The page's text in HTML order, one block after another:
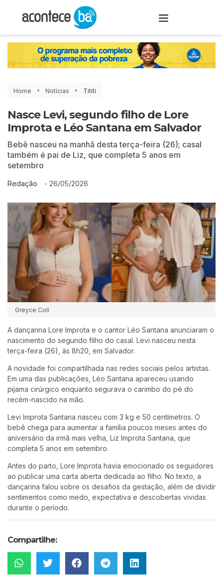
Home Notícias Tititi
Nasce Levi, segundo filho de Lore
Improta e Léo Santana em Salvador
Bebê nasceu na manhã desta terça-feira (26); casal
também é pai de Liz, que completa 5 anos em
setembro
Redação - 26/05/2026
Greyce Coli
A dançarina Lore Improta e o cantor Léo Santana anunciaram o
nascimento do segundo filho do casal. Levi nasceu nesta
terça-feira (26), às 8h20, em Salvador.
A novidade foi compartilhada nas redes sociais pelos artistas.
Em uma das publicações, Léo Santana apareceu usando
pijama cirúrgico enquanto segurava o carimbo do pé do
recém-nascido na mão.
Levi Improta Santana nasceu com 3 kg e 50 centímetros. O
bebê chega para aumentar a família poucos meses antes do
aniversário da irmã mais velha, Liz Improta Santana , que
completa 5 anos em setembro.
Antes do parto, Lore Improta havia emocionado os seguidores
ao publicar uma carta aberta dedicada ao filho. No texto, a
dançarina falou sobre os desafios da gestação, além de dividir
sentimentos como medo, expectativa e descobertas vividas
durante o período.
Compartilhe: